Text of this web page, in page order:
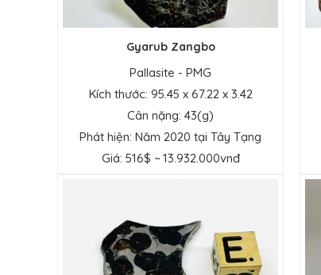
Gyarub Zangbo
Pallasite - PMG
Kích thước: 95.45 x 67.22 x 3.42
Cân nặng: 43(g)
Phát hiện: Năm 2020 tại Tây Tạng
Giá: 516$ ~ 13.932.000vnđ